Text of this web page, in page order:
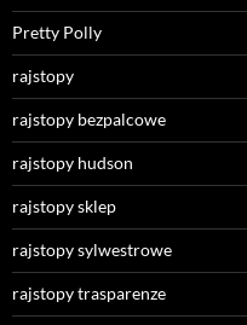
Pretty Polly
rajstopy
rajstopy bezpalcowe
rajstopy hudson
rajstopy sklep
rajstopy sylwestrowe
rajstopy trasparenze